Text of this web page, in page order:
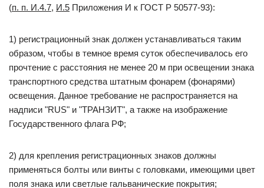
(п. п. И.4.7, И.5 Приложения И к ГОСТ Р 50577-93):
1) регистрационный знак должен устанавливаться таким
образом, чтобы в темное время суток обеспечивалось его
прочтение с расстояния не менее 20 м при освещении знака
транспортного средства штатным фонарем (фонарями)
освещения. Данное требование не распространяется на
надписи "RUS" и "ТРАНЗИТ", а также на изображение
Государственного флага РФ;
2) для крепления регистрационных знаков должны
применяться болты или винты с головками, имеющими цвет
поля знака или светлые гальванические покрытия;